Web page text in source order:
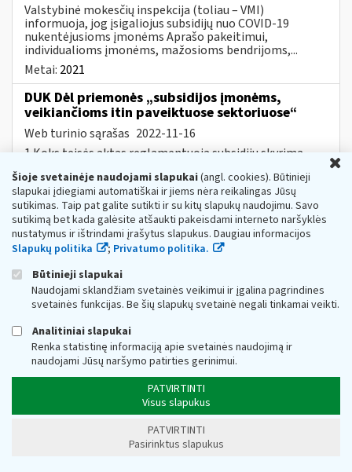
Valstybinė mokesčių inspekcija (toliau – VMI)
informuoja, jog įsigaliojus subsidijų nuo COVID-19
nukentėjusioms įmonėms Aprašo pakeitimui,
individualioms įmonėms, mažosioms bendrijoms,...
Metai: 2021
DUK Dėl priemonės „subsidijos įmonėms,
veikiančioms itin paveiktuose sektoriuose“
Web turinio sąrašas 2022-11-16
1.Koks teisės aktas reglamentuoja subsidijų skyrimą
paveiktuose sektoriuose, lėšų skyrimoir
administravimo tvarkos aprašas...
Dėl tiesioginio PVMir(arba) akcizų lengvatų
taikymo
Web turinio sąrašas 2023-08-28
1. Teisės aktai, reglamentuojantys tiesioginio taikymo
PVMir(arba) akcizų lengvatas. • Pridėtinės vertės
mokesčio irakcizų taikymo prekėms...
DUK Dėl priemonės „subsidijos įmonėms,
veikiančioms itin paveiktuose sektoriuose“
Web turinio sąrašas 2022-11-16
1. Koks teisės aktas reglamentuoja subsidijų skyrimą
įmonėms? Subsidijų įmonėms, veikiančioms itin
paveiktuose sektoriuose, lėšų skyrimoir
administravimo tvarkos...
Dėl Lietuvos Respublikos akcizų įstatymo
Šioje svetainėje naudojami slapukai(angl. cookies). Būtinieji
slapukai įdiegiami automatiškai ir jiems nėra reikalingas Jūsų
sutikimas. Taip pat galite sutikti ir su kitų slapukų naudojimu. Savo
sutikimą bet kada galėsite atšaukti pakeisdami interneto naršyklės
nustatymus ir ištrindami įrašytus slapukus. Daugiau informacijos
Slapukų politika
; Privatumo politika.
Būtinieji slapukai
Naudojami sklandžiam svetainės veikimui ir įgalina pagrindines
svetainės funkcijas. Be šių slapukų svetainė negali tinkamai veikti.
Analitiniai slapukai
Renka statistinę informaciją apie svetainės naudojimą ir
naudojami Jūsų naršymo patirties gerinimui.
PATVIRTINTI
Visus slapukus
PATVIRTINTI
Pasirinktus slapukus